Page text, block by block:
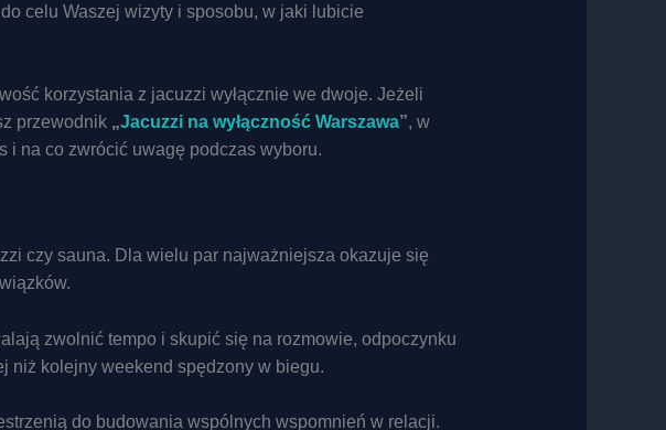
celu Waszej wizyty i sposobu, w jaki lubicie
korzystania z jacuzzi wyłącznie we dwoje. Jeżeli
przewodnik„Jacuzzi na wyłączność Warszawa”, w
i na co zwrócić uwagę podczas wyboru.
czy sauna. Dla wielu par najważniejsza okazuje się
zwolnić tempo i skupić się na rozmowie, odpoczynku
niż kolejny weekend spędzony w biegu.
do budowania wspólnych wspomnień w relacji.